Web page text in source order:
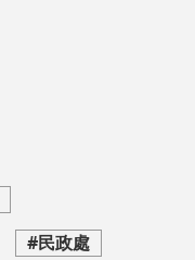
#民政處